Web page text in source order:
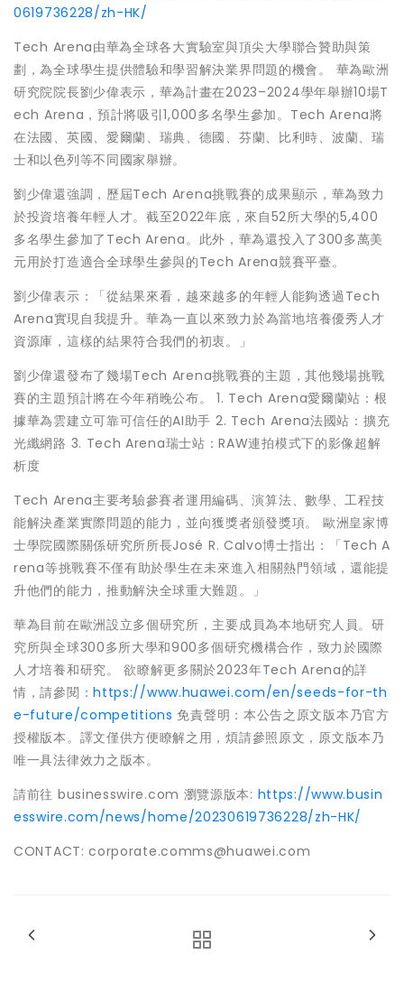
0619736228/zh-HK/
Tech Arena由華為全球各大實驗室與頂尖大學聯合贊助與策
劃，為全球學生提供體驗和學習解決業界問題的機會。 華為歐洲
研究院院長劉少偉表示，華為計畫在2023–2024學年舉辦10場T
ech Arena，預計將吸引1,000多名學生參加。Tech Arena將
在法國、英國、愛爾蘭、瑞典、德國、芬蘭、比利時、波蘭、瑞
士和以色列等不同國家舉辦。
劉少偉還強調，歷屆Tech Arena挑戰賽的成果顯示，華為致力
於投資培養年輕人才。截至2022年底，來自52所大學的5,400
多名學生參加了Tech Arena。此外，華為還投入了300多萬美
元用於打造適合全球學生參與的Tech Arena競賽平臺。
劉少偉表示：「從結果來看，越來越多的年輕人能夠透過Tech
Arena實現自我提升。華為一直以來致力於為當地培養優秀人才
資源庫，這樣的結果符合我們的初衷。」
劉少偉還發布了幾場Tech Arena挑戰賽的主題，其他幾場挑戰
賽的主題預計將在今年稍晚公布。 1. Tech Arena愛爾蘭站：根
據華為雲建立可靠可信任的AI助手 2. Tech Arena法國站：擴充
光纖網路 3. Tech Arena瑞士站：RAW連拍模式下的影像超解
析度
Tech Arena主要考驗參賽者運用編碼、演算法、數學、工程技
能解決產業實際問題的能力，並向獲獎者頒發獎項。 歐洲皇家博
士學院國際關係研究所所長José R. Calvo博士指出：「Tech A
rena等挑戰賽不僅有助於學生在未來進入相關熱門領域，還能提
升他們的能力，推動解決全球重大難題。」
華為目前在歐洲設立多個研究所，主要成員為本地研究人員。研
究所與全球300多所大學和900多個研究機構合作，致力於國際
人才培養和研究。 欲瞭解更多關於2023年Tech Arena的詳
情，請參閱：https://www.huawei.com/en/seeds-for-th
e-future/competitions 免責聲明：本公告之原文版本乃官方
授權版本。譯文僅供方便瞭解之用，煩請參照原文，原文版本乃
唯一具法律效力之版本。
請前往 businesswire.com 瀏覽源版本: https://www.busin
esswire.com/news/home/20230619736228/zh-HK/
CONTACT: corporate.comms@huawei.com